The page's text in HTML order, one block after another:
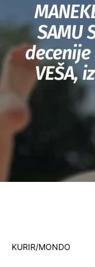
SAMU
decenije
VEŠA,
KURIR/MONDO